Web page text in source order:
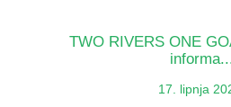
TWO RIVERS ONE
17. lipnja